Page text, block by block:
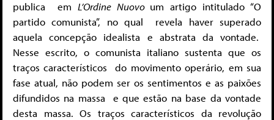
publica em L’Ordine Nuovo um artigo intitulado “O
partido comunista”, no qual revela haver superado
aquela concepção idealista e abstrata da vontade.
Nesse escrito, o comunista italiano sustenta que os
traços característicosdo movimento operário, em sua
fase atual, não podem ser os sentimentos e as paixões
difundidos na massa e que estão na base da vontade
desta massa. Os traços característicos da revolução